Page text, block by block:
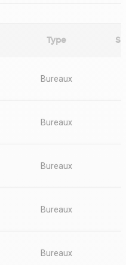
Type
Bureaux
Bureaux
Bureaux
Bureaux
Bureaux